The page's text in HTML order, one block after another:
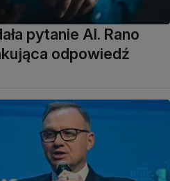
pytanie AI. Rano
odpowiedź